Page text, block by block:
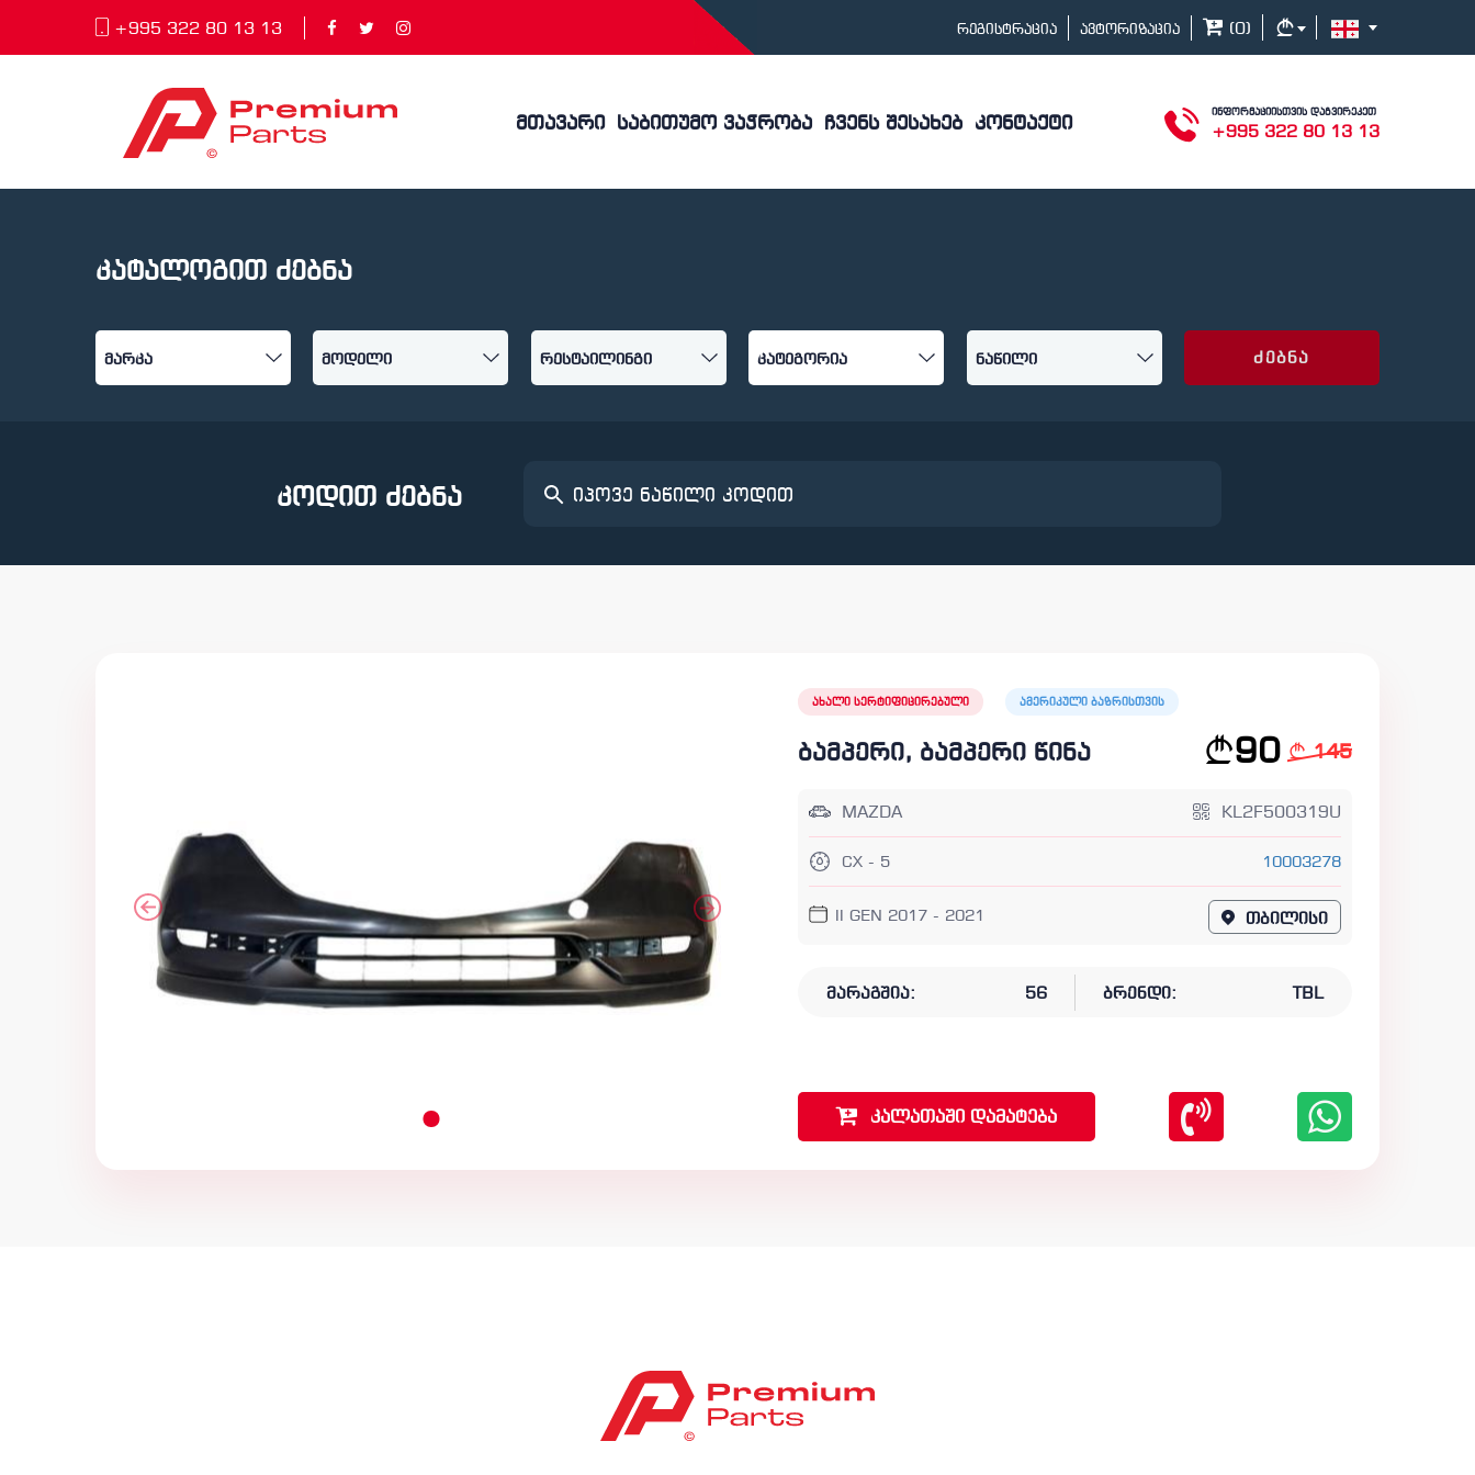
+995 322 80 13 13 რეგისტრაცია ავტორიზაცია (0)
მთავარი საბითუმო ვაჭრობა ჩვენს შესახებ კონტაქტი
ინფორმაციისთვის დაგვირეკეთ
+995 322 80 13 13
კატალოგით ძებნა
ძებნა
კოდით ძებნა
ახალი სერტიფიცირებული ამერიკული ბაზრისთვის
ბამპერი, ბამპერი წინა 90 145
MAZDA KL2F500319U
CX - 5 10003278
II GEN 2017 - 2021 თბილისი
მარაგშია: 56 ბრენდი: TBL
კალათაში დამატება